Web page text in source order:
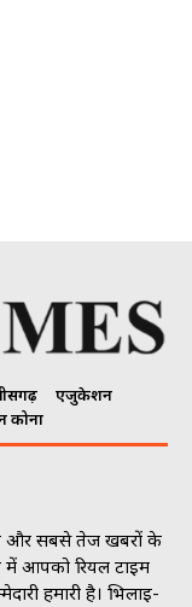
एजुकेशन
कोना
और सबसे तेज खबरों के
में आपको रियल टाइम
हमारी है। भिलाई-